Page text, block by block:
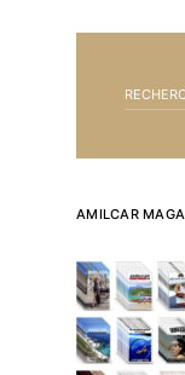
AMILCAR